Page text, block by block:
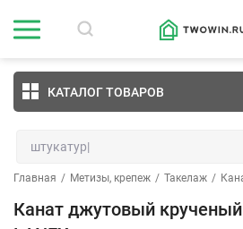
КАТАЛОГ ТОВАРОВ
Главная / Метизы, крепеж / Такелаж /
Канат джутовый